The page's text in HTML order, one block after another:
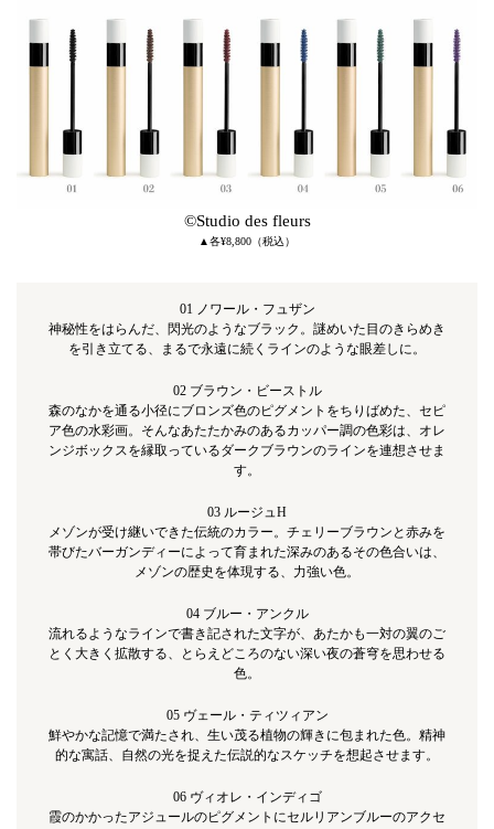
©Studio des fleurs
▲各¥8,800（税込）
01 ノワール・フュザン
神秘性をはらんだ、閃光のようなブラック。謎めいた目のきらめき
を引き立てる、まるで永遠に続くラインのような眼差しに。
02 ブラウン・ビーストル
森のなかを通る小径にブロンズ色のピグメントをちりばめた、セピ
ア色の水彩画。そんなあたたかみのあるカッパー調の色彩は、オレ
ンジボックスを縁取っているダークブラウンのラインを連想させま
す。
03 ルージュH
メゾンが受け継いできた伝統のカラー。チェリーブラウンと赤みを
帯びたバーガンディーによって育まれた深みのあるその色合いは、
メゾンの歴史を体現する、力強い色。
04 ブルー・アンクル
流れるようなラインで書き記された文字が、あたかも一対の翼のご
とく大きく拡散する、とらえどころのない深い夜の蒼穹を思わせる
色。
05 ヴェール・ティツィアン
鮮やかな記憶で満たされ、生い茂る植物の輝きに包まれた色。精神
的な寓話、自然の光を捉えた伝説的なスケッチを想起させます。
06 ヴィオレ・インディゴ
霞のかかったアジュールのピグメントにセルリアンブルーのアクセ